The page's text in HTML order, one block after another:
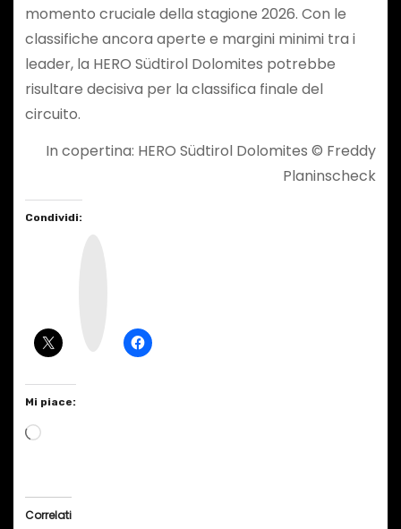
momento cruciale della stagione 2026. Con le
classifiche ancora aperte e margini minimi tra i
leader, la HERO Südtirol Dolomites potrebbe
risultare decisiva per la classifica finale del
circuito.
In copertina: HERO Südtirol Dolomites © Freddy
Planinscheck
Condividi:
Mi piace:
C
Correlati